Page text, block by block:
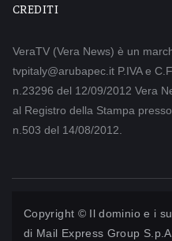
CREDITI
VeraTV (Vera News) è un
tvpitaly@arubapec.it P.IVA e
n.23296 del 12/09/2012 Vera
al Registro della Stampa
n.503 del 14/08/2012.
Copyright © Il dominio e i
di Mail Express Group